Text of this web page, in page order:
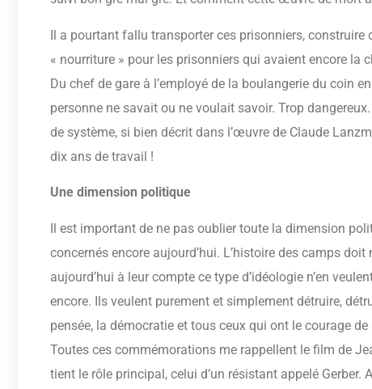
Il a pourtant fallu transporter ces prisonniers,
« nourriture » pour les prisonniers qui avaient encore la
Du chef de gare à l’employé de la boulangerie du coin
personne ne savait ou ne voulait savoir. Trop
de système, si bien décrit dans l’œuvre de Claude
dix ans de travail !
Une dimension politique
Il est important de ne pas oublier toute la dimension
concernés encore aujourd’hui. L’histoire des camps
aujourd’hui à leur compte ce type d’idéologie n’en
encore. Ils veulent purement et simplement détruire,
pensée, la démocratie et tous ceux qui ont le courage
Toutes ces commémorations me rappellent le film de
tient le rôle principal, celui d’un résistant appelé